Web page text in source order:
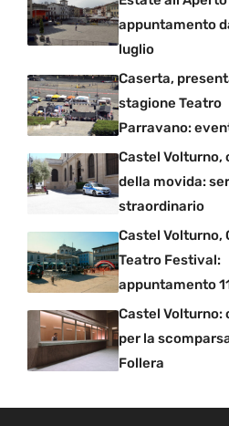
appuntamento
luglio
Caserta,
stagione Teatro
Parravano:
Castel Volturno,
della movida:
straordinario
Castel Volturno,
Teatro Festival:
appuntamento
Castel Volturno:
per la
Follera